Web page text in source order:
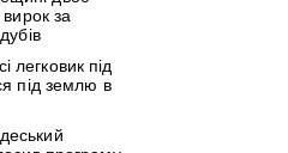
за
легковик під
під землю в